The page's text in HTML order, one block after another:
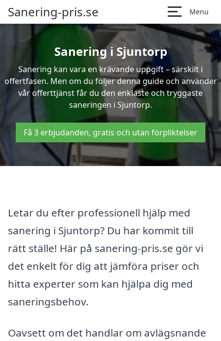
Sanering-pris.se Menu
Sanering i Sjuntorp
Sanering kan vara en krävande uppgift – särskilt i
offertfasen. Men om du följer denna guide och använder
vår offerttjänst får du den enklaste och tryggaste
saneringen i Sjuntorp.
Få 3 erbjudanden, gratis och utan förpliktelser
Letar du efter professionell hjälp med
sanering i Sjuntorp? Du har kommit till
rätt ställe! Här på sanering-pris.se gör vi
det enkelt för dig att jämföra priser och
hitta experter som kan hjälpa dig med
saneringsbehov.
Oavsett om det handlar om avlägsnande